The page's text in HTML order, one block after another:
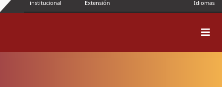
institucional
Extensión
Idiomas